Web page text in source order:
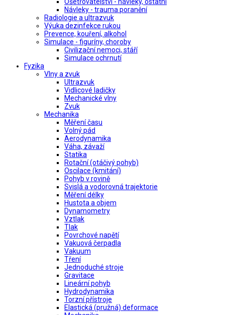
Ošetřovatelství - návleky, ostatní
Návleky - trauma poranění
Radiologie a ultrazvuk
Výuka dezinfekce rukou
Prevence, kouření, alkohol
Simulace - figuríny, choroby
Civilizační nemoci, stáří
Simulace ochrnutí
Fyzika
Vlny a zvuk
Ultrazvuk
Vidlicové ladičky
Mechanické vlny
Zvuk
Mechanika
Měření času
Volný pád
Aerodynamika
Váha, závaží
Statika
Rotační (otáčivý pohyb)
Oscilace (kmitání)
Pohyb v rovině
Svislá a vodorovná trajektorie
Měření délky
Hustota a objem
Dynamometry
Vztlak
Tlak
Povrchové napětí
Vakuová čerpadla
Vakuum
Tření
Jednoduché stroje
Gravitace
Lineární pohyb
Hydrodynamika
Torzní přístroje
Elastická (pružná) deformace